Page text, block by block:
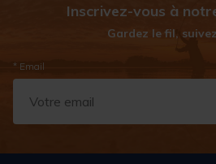
Inscrivez-vous à
Gardez le fil,
* Email